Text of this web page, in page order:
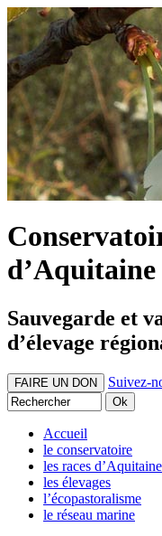
d’Aquitaine
Sauvegarde et
d’élevage
FAIRE UN DON Suivez-
Accueil
le conservatoire
les races d’Aquitaine
les élevages
l’écopastoralisme
le réseau marine